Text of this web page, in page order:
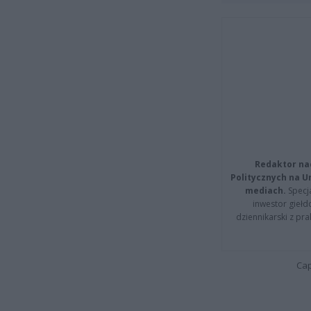
Redaktor
Politycznych na
mediach.
inwestor
dziennikarski z